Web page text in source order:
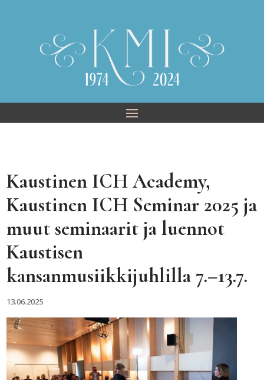
Kaustinen ICH Academy,
Kaustinen ICH Seminar 2025 ja
muut seminaarit ja luennot
Kaustisen
kansanmusiikkijuhlilla 7.–13.7.
13.06.2025